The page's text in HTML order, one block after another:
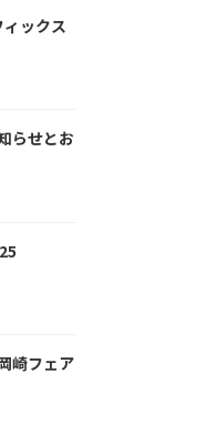
ィックス
らせとお
崎フェア